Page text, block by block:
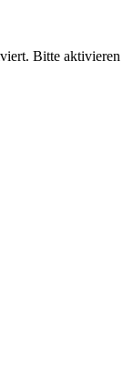
Bitte aktivieren